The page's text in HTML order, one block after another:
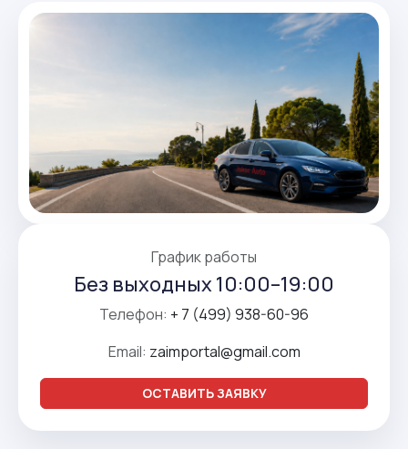
График работы
Без выходных 10:00–19:00
Телефон: + 7 (499) 938-60-96
Email: zaimportal@gmail.com
ОСТАВИТЬ ЗАЯВКУ